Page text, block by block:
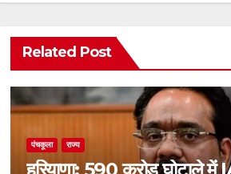
Related Post
पंचकूला राज्य